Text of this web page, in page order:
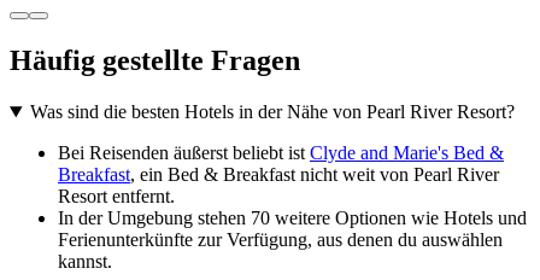
Häufig gestellte Fragen
Was sind die besten Hotels in der Nähe von Pearl River Resort?
Bei Reisenden äußerst beliebt ist Clyde and Marie's Bed &
Breakfast, ein Bed & Breakfast nicht weit von Pearl River
Resort entfernt.
In der Umgebung stehen 70 weitere Optionen wie Hotels und
Ferienunterkünfte zur Verfügung, aus denen du auswählen
kannst.